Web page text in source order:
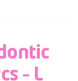
– L